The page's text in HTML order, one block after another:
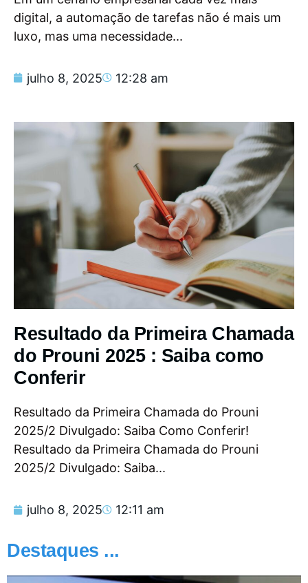
digital, a automação de tarefas não é mais um
luxo, mas uma necessidade...
julho 8, 2025 12:28 am
Resultado da Primeira Chamada
do Prouni 2025 : Saiba como
Conferir
Resultado da Primeira Chamada do Prouni
2025/2 Divulgado: Saiba Como Conferir!
Resultado da Primeira Chamada do Prouni
2025/2 Divulgado: Saiba...
julho 8, 2025 12:11 am
Destaques ...